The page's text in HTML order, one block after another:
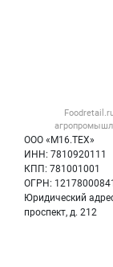
ООО «М16.ТЕХ»
ИНН: 7810920111
КПП: 781001001
ОГРН:
Юридический
проспект, д. 212